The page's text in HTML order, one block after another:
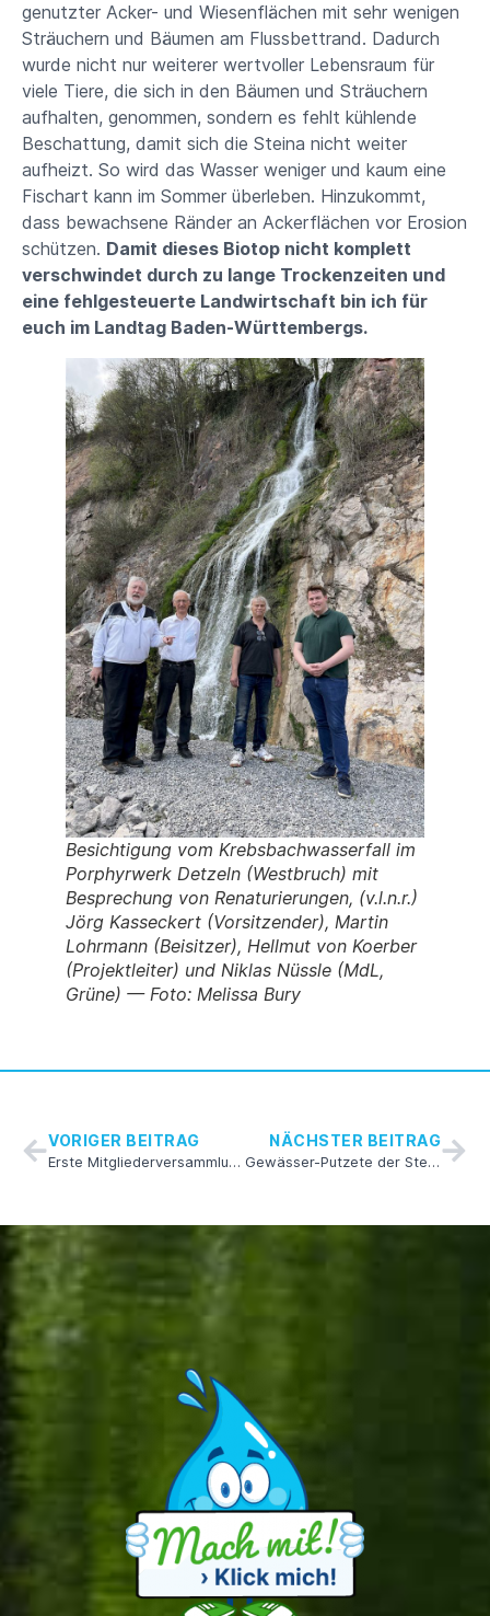
genutzter Acker- und Wiesenflächen mit sehr wenigen
Sträuchern und Bäumen am Flussbettrand. Dadurch
wurde nicht nur weiterer wertvoller Lebensraum für
viele Tiere, die sich in den Bäumen und Sträuchern
aufhalten, genommen, sondern es fehlt kühlende
Beschattung, damit sich die Steina nicht weiter
aufheizt. So wird das Wasser weniger und kaum eine
Fischart kann im Sommer überleben. Hinzukommt,
dass bewachsene Ränder an Ackerflächen vor Erosion
schützen. Damit dieses Biotop nicht komplett
verschwindet durch zu lange Trockenzeiten und
eine fehlgesteuerte Landwirtschaft bin ich für
euch im Landtag Baden-Württembergs.
Besichtigung vom Krebsbachwasserfall im
Porphyrwerk Detzeln (Westbruch) mit
Besprechung von Renaturierungen, (v.l.n.r.)
Jörg Kasseckert (Vorsitzender), Martin
Lohrmann (Beisitzer), Hellmut von Koerber
(Projektleiter) und Niklas Nüssle (MdL,
Grüne) — Foto: Melissa Bury
VORIGER BEITRAG
Erste Mitgliederversammlung
NÄCHSTER BEITRAG
Gewässer-Putzete der Steina wieder sehr erfolgreich